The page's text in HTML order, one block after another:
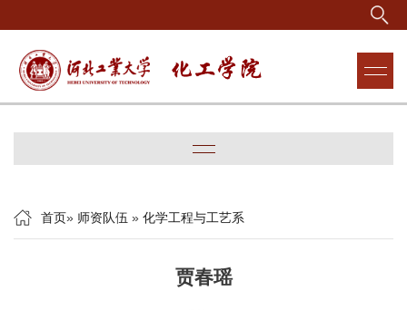
首页» 师资队伍 » 化学工程与工艺系
贾春瑶